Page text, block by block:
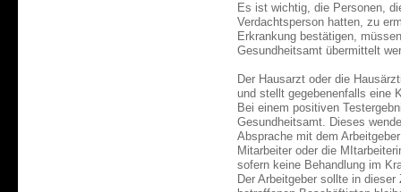
Es ist wichtig, die Personen,
Verdachtsperson hatten, zu
Erkrankung bestätigen,
Gesundheitsamt übermittelt
Der Hausarzt oder die
und stellt gegebenenfalls eine
Bei einem positiven
Gesundheitsamt. Dieses
Absprache mit dem
Mitarbeiter oder die
sofern keine Behandlung im
Der Arbeitgeber sollte in